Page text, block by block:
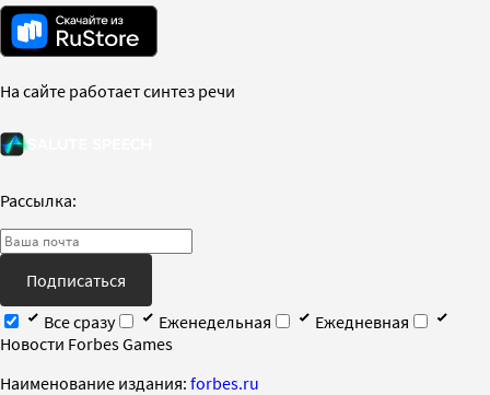
На сайте работает синтез речи
Рассылка:
Подписаться
Все сразу
Еженедельная
Ежедневная
Новости Forbes Games
Наименование издания: forbes.ru